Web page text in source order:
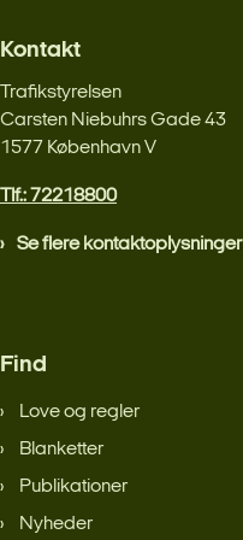
Kontakt
Trafikstyrelsen
Carsten Niebuhrs Gade 43
1577 København V
Tlf.: 72218800
Se flere kontaktoplysninger
Find
Love og regler
Blanketter
Publikationer
Nyheder